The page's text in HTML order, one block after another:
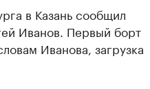
в Казань сообщил
Иванов. Первый борт
Иванова, загрузка